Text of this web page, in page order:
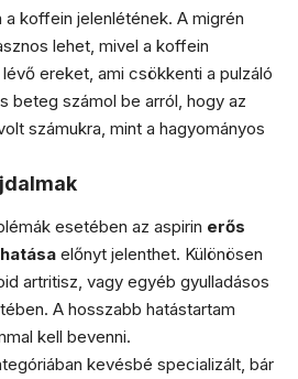
koffein jelenlétének. A migrén
lehet, mivel a koffein
ereket, ami csökkenti a pulzáló
beteg számol be arról, hogy az
számukra, mint a hagyományos
esetében az aspirin erős
előnyt jelenthet. Különösen
artritisz, vagy egyéb gyulladásos
A hosszabb hatástartam
kell bevenni.
kevésbé specializált, bár